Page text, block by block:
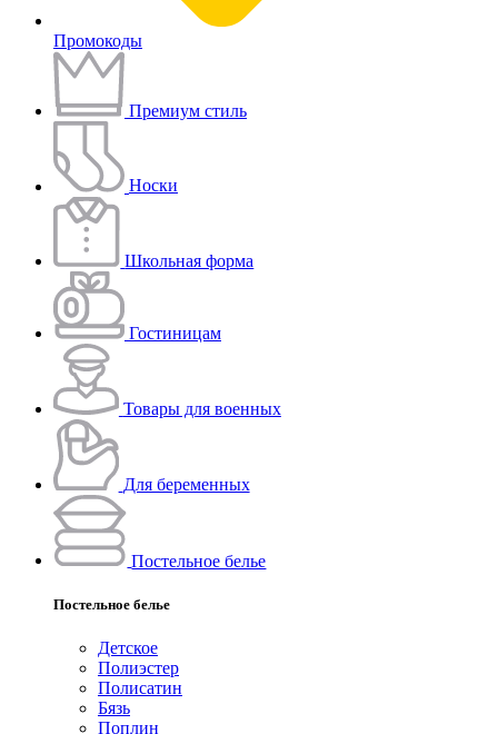
Промокоды
Премиум стиль
Носки
Школьная форма
Гостиницам
Товары для военных
Для беременных
Постельное белье
Постельное белье
Детское
Полиэстeр
Полисатин
Бязь
Поплин